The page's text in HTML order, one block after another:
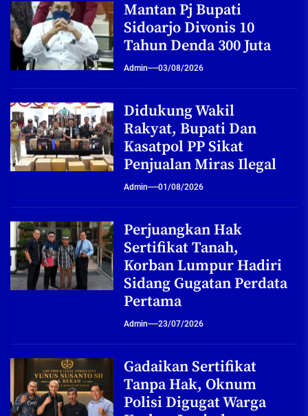
Mantan Pj Bupati
Sidoarjo Divonis 10
Tahun Denda 300 Juta
Admin 03/08/2026
Didukung Wakil
Rakyat, Bupati Dan
Kasatpol PP Sikat
Penjualan Miras Ilegal
Admin 01/08/2026
Perjuangkan Hak
Sertifikat Tanah,
Korban Lumpur Hadiri
Sidang Gugatan Perdata
Pertama
Admin 23/07/2026
Gadaikan Sertifikat
Tanpa Hak, Oknum
Polisi Digugat Warga